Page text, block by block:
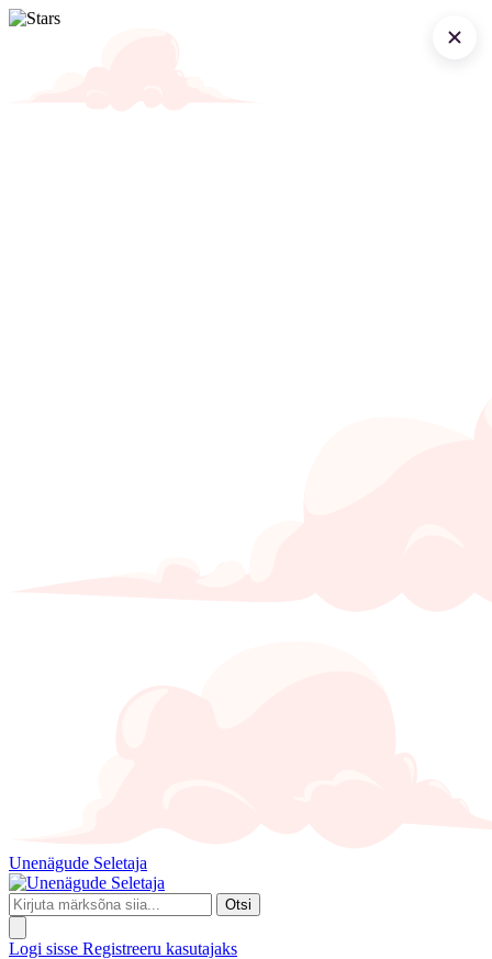
Unenägude Seletaja
Otsi
Logi sisse Registreeru kasutajaks